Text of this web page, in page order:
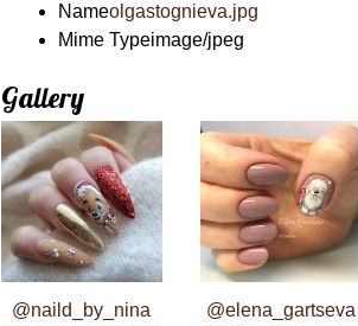
Nameolgastognieva.jpg
Mime Typeimage/jpeg
Gallery
@naild_by_nina @elena_gartseva